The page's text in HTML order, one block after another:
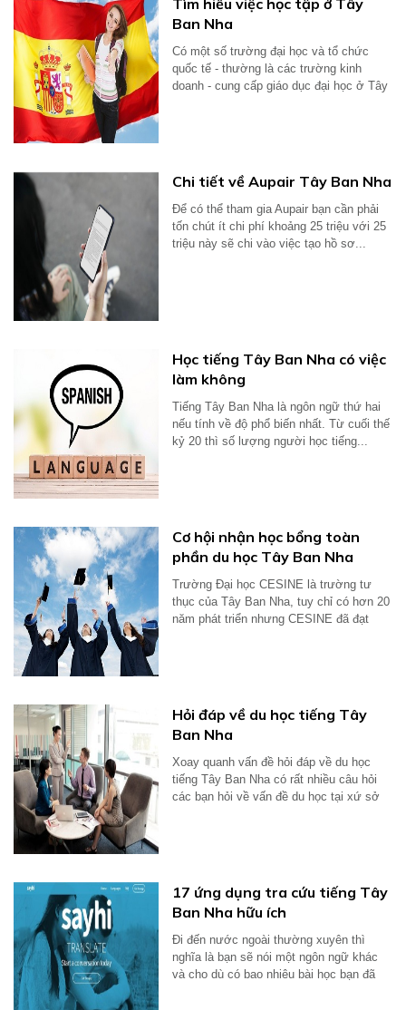
Tìm hiểu việc học tập ở Tây
Ban Nha
Có một số trường đại học và tổ chức
quốc tế - thường là các trường kinh
doanh - cung cấp giáo dục đại học ở Tây
​Chi tiết về Aupair Tây Ban Nha
Để có thể tham gia Aupair bạn cần phải
tốn chút ít chi phí khoảng 25 triệu với 25
triệu này sẽ chi vào việc tạo hồ sơ...
Học tiếng Tây Ban Nha có việc
làm không
Tiếng Tây Ban Nha là ngôn ngữ thứ hai
nếu tính về độ phổ biến nhất. Từ cuối thế
kỷ 20 thì số lượng người học tiếng...
Cơ hội nhận học bổng toàn
phần du học Tây Ban Nha
Trường Đại học CESINE là trường tư
thục của Tây Ban Nha, tuy chỉ có hơn 20
năm phát triển nhưng CESINE đã đạt
Hỏi đáp về du học tiếng Tây
Ban Nha
Xoay quanh vấn đề hỏi đáp về du học
tiếng Tây Ban Nha có rất nhiều câu hỏi
các bạn hỏi về vấn đề du học tại xứ sở
17 ứng dụng tra cứu tiếng Tây
Ban Nha hữu ích
Đi đến nước ngoài thường xuyên thì
nghĩa là bạn sẽ nói một ngôn ngữ khác
và cho dù có bao nhiêu bài học bạn đã